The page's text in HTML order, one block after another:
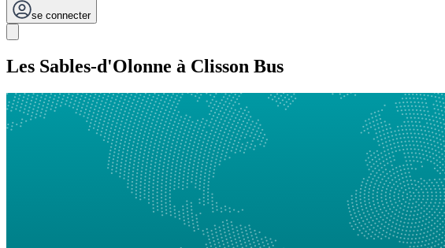
se connecter
Les Sables-d'Olonne à Clisson Bus